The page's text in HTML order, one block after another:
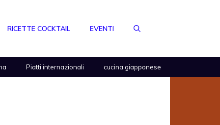
RICETTE COCKTAIL EVENTI
Piatti internazionali cucina giapponese